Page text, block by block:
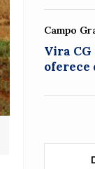
Campo
Vira
oferece